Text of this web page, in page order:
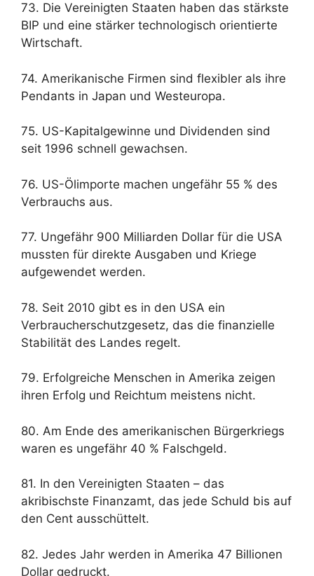
73. Die Vereinigten Staaten haben das stärkste
BIP und eine stärker technologisch orientierte
Wirtschaft.
74. Amerikanische Firmen sind flexibler als ihre
Pendants in Japan und Westeuropa.
75. US-Kapitalgewinne und Dividenden sind
seit 1996 schnell gewachsen.
76. US-Ölimporte machen ungefähr 55 % des
Verbrauchs aus.
77. Ungefähr 900 Milliarden Dollar für die USA
mussten für direkte Ausgaben und Kriege
aufgewendet werden.
78. Seit 2010 gibt es in den USA ein
Verbraucherschutzgesetz, das die finanzielle
Stabilität des Landes regelt.
79. Erfolgreiche Menschen in Amerika zeigen
ihren Erfolg und Reichtum meistens nicht.
80. Am Ende des amerikanischen Bürgerkriegs
waren es ungefähr 40 % Falschgeld.
81. In den Vereinigten Staaten – das
akribischste Finanzamt, das jede Schuld bis auf
den Cent ausschüttelt.
82. Jedes Jahr werden in Amerika 47 Billionen
Dollar gedruckt.